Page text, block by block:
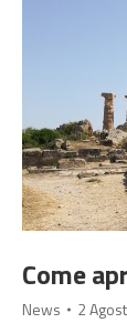
Come
News 2